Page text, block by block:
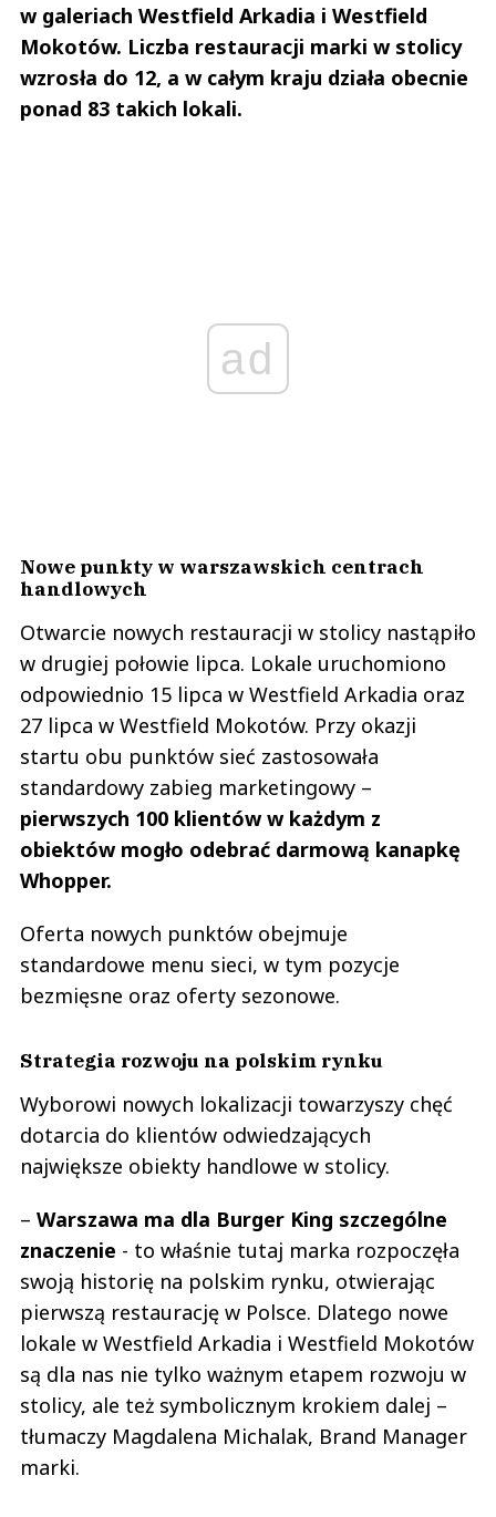
w galeriach Westfield Arkadia i Westfield
Mokotów. Liczba restauracji marki w stolicy
wzrosła do 12, a w całym kraju działa obecnie
ponad 83 takich lokali.
ad
Nowe punkty w warszawskich centrach
handlowych
Otwarcie nowych restauracji w stolicy nastąpiło
w drugiej połowie lipca. Lokale uruchomiono
odpowiednio 15 lipca w Westfield Arkadia oraz
27 lipca w Westfield Mokotów. Przy okazji
startu obu punktów sieć zastosowała
standardowy zabieg marketingowy –
pierwszych 100 klientów w każdym z
obiektów mogło odebrać darmową kanapkę
Whopper.
Oferta nowych punktów obejmuje
standardowe menu sieci, w tym pozycje
bezmięsne oraz oferty sezonowe.
Strategia rozwoju na polskim rynku
Wyborowi nowych lokalizacji towarzyszy chęć
dotarcia do klientów odwiedzających
największe obiekty handlowe w stolicy.
– Warszawa ma dla Burger King szczególne
znaczenie - to właśnie tutaj marka rozpoczęła
swoją historię na polskim rynku, otwierając
pierwszą restaurację w Polsce. Dlatego nowe
lokale w Westfield Arkadia i Westfield Mokotów
są dla nas nie tylko ważnym etapem rozwoju w
stolicy, ale też symbolicznym krokiem dalej –
tłumaczy Magdalena Michalak, Brand Manager
marki.